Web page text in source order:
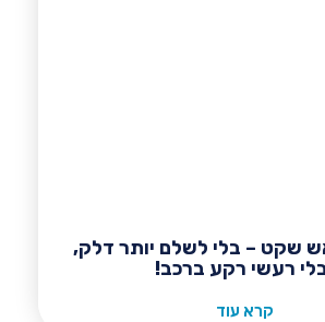
שקט – בלי לשלם יותר דלק,
רעשי רקע ברכב!
קרא עוד